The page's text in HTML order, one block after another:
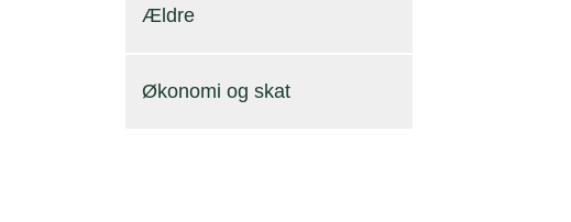
Ældre
Økonomi og skat